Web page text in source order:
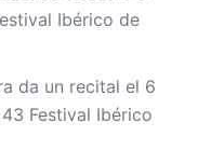
Ibérico de
da un recital el 6
Festival Ibérico